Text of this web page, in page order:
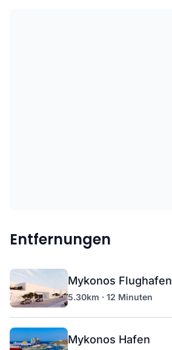
Entfernungen
Mykonos Flughafen
5.30km · 12 Minuten
Mykonos Hafen